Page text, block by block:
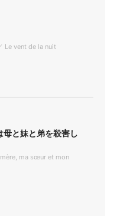
Le vent de la nuit
と妹と弟を殺害し
ma sœur et mon